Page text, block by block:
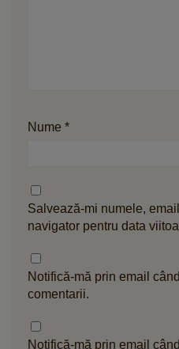
Nume *
Salvează-mi numele,
navigator pentru data
Notifică-mă prin email
comentarii.
Notifică-mă prin email